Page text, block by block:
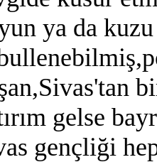
ya da
gelse
gençliği